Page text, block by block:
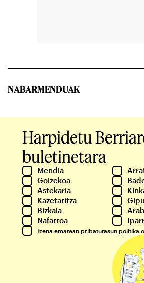
NABARMENDUAK
Harpidetu
buletinetara
Mendia
Goizekoa
Astekaria
Kazetaritza
Bizkaia
Nafarroa
Izena ematean pribatutasun politika